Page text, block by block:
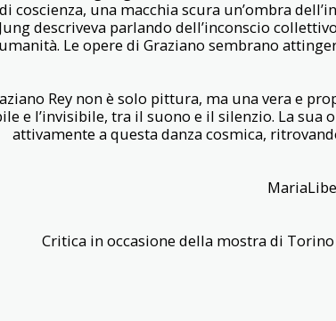
coscienza, una macchia scura un’ombra
descriveva parlando dell’inconscio
Le opere di Graziano sembrano
Rey non è solo pittura, ma una vera e
e l’invisibile, tra il suono e il silenzio. La sua
attivamente a questa danza cosmica,
Critica in occasione della mostra di